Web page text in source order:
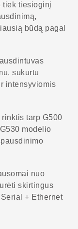
tiek tiesioginį
būdą pagal
sukurtu
intensyviomis
tarp G500
modelio
nuo
skirtingus
+ Ethernet